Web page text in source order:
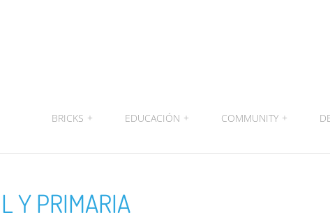
BRICKS + EDUCACIÓN + COMMUNITY +
Y PRIMARIA